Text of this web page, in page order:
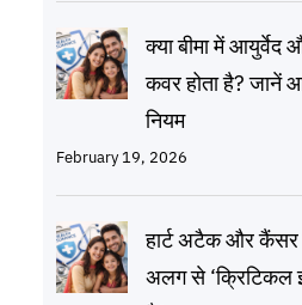
क्या बीमा में आयुर्वेद
कवर होता है?
नियम
February 19, 2026
हार्ट अटैक और कैंसर
अलग से ‘क्रिटिकल